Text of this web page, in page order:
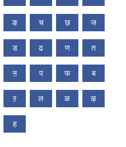
ङ च छ ज
ड ढ ण त
ऩ प फ ब
ऱ ल ळ ऴ
ह